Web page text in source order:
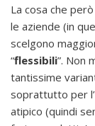
La cosa che
le aziende (in
scelgono
“flessibili”. Non
tantissime
soprattutto per
atipico (quindi